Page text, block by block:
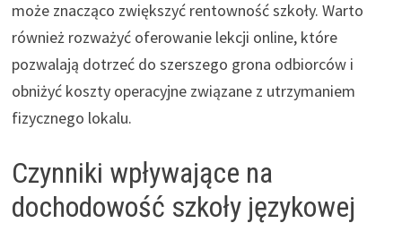
może znacząco zwiększyć rentowność szkoły. Warto
również rozważyć oferowanie lekcji online, które
pozwalają dotrzeć do szerszego grona odbiorców i
obniżyć koszty operacyjne związane z utrzymaniem
fizycznego lokalu.
Czynniki wpływające na
dochodowość szkoły językowej